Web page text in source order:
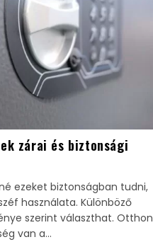
zárai és biztonsági
ezeket biztonságban tudni,
használata. Különböző
szerint választhat. Otthon
van a…